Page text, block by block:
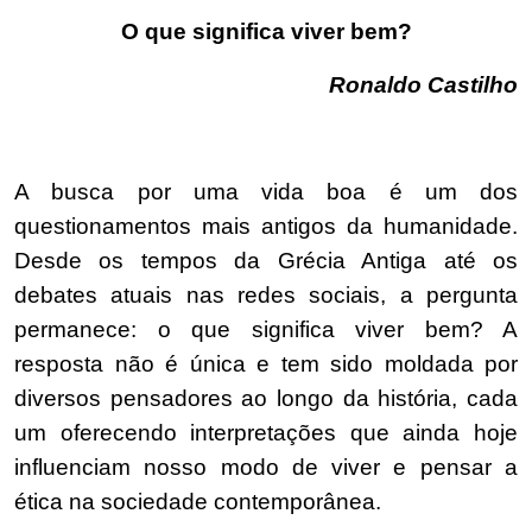
O que significa viver bem?
Ronaldo Castilho
A busca por uma vida boa é um dos
questionamentos mais antigos da humanidade.
Desde os tempos da Grécia Antiga até os
debates atuais nas redes sociais, a pergunta
permanece: o que significa viver bem? A
resposta não é única e tem sido moldada por
diversos pensadores ao longo da história, cada
um oferecendo interpretações que ainda hoje
influenciam nosso modo de viver e pensar a
ética na sociedade contemporânea.